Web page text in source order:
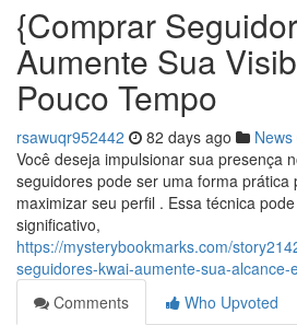
{Comprar
Aumente Sua
Pouco Tempo
rsawuqr952442 82 days ago News
Você deseja impulsionar sua presença
seguidores pode ser uma forma
maximizar seu perfil . Essa técnica
significativo,
https://mysterybookmarks.com/
seguidores-kwai-aumente-sua-alcance-
Comments
Who Upvoted